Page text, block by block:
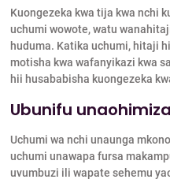
Kuongezeka kwa tija kwa nchi
uchumi wowote, watu
huduma. Katika uchumi, hitaji
motisha kwa wafanyikazi kwa
hii husababisha kuongezeka
Ubunifu
Uchumi wa nchi unaunga
uchumi unawapa fursa
uvumbuzi ili wapate sehemu